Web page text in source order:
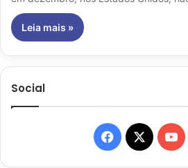
Leia mais »
Social
Facebook
X